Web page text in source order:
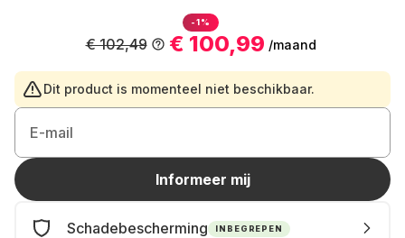
-1%
€ 100,99 /maand
€ 102,49
Dit product is momenteel niet beschikbaar.
E-mail
Informeer mij
Schadebescherming INBEGREPEN